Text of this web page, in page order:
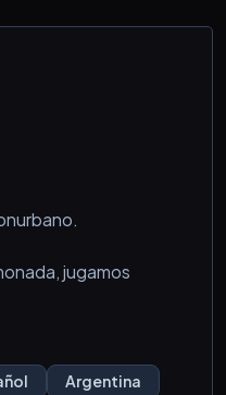
･:｡★,｡･:･ﾟ<
jugamos
banda má'.
socializar, che.
Argentina